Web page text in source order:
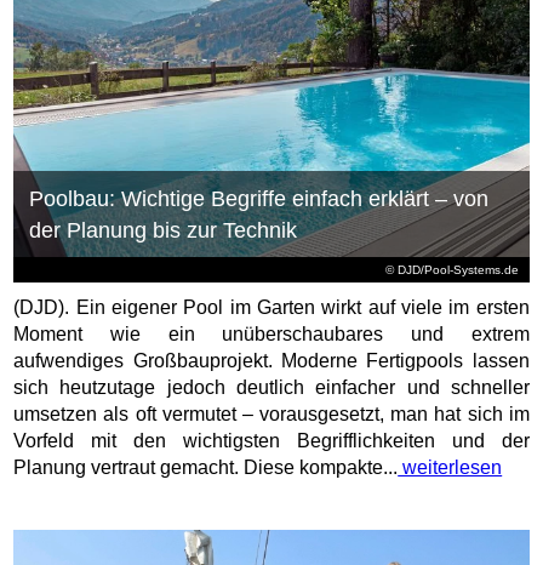
© DJD/Pool-Systems.de
Poolbau: Wichtige Begriffe einfach erklärt – von
der Planung bis zur Technik
(DJD). Ein eigener Pool im Garten wirkt auf viele im ersten
Moment wie ein unüberschaubares und extrem
aufwendiges Großbauprojekt. Moderne Fertigpools lassen
sich heutzutage jedoch deutlich einfacher und schneller
umsetzen als oft vermutet – vorausgesetzt, man hat sich im
Vorfeld mit den wichtigsten Begrifflichkeiten und der
Planung vertraut gemacht. Diese kompakte... weiterlesen